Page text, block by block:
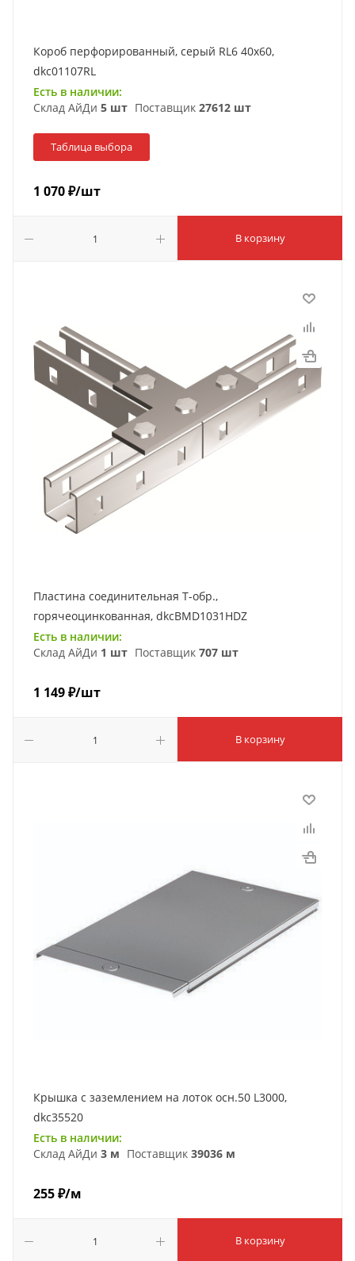
Короб перфорированный, серый RL6 40x60,
dkc01107RL
Есть в наличии:
Склад АйДи 5 шт Поставщик 27612 шт
Таблица выбора
1 070₽/шт
В корзину
Пластина соединительная Т-обр.,
горячеоцинкованная, dkcBMD1031HDZ
Есть в наличии:
Склад АйДи 1 шт Поставщик 707 шт
1 149₽/шт
В корзину
Крышка с заземлением на лоток осн.50 L3000,
dkc35520
Есть в наличии:
Склад АйДи 3 м Поставщик 39036 м
255₽/м
В корзину